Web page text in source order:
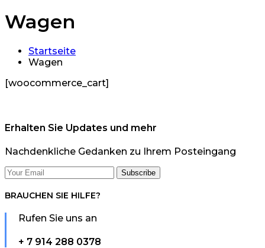
Wagen
Startseite
Wagen
[woocommerce_cart]
Erhalten Sie Updates und mehr
Nachdenkliche Gedanken zu Ihrem Posteingang
BRAUCHEN SIE HILFE?
Rufen Sie uns an
+ 7 914 288 0378